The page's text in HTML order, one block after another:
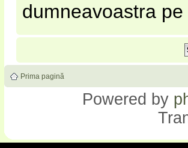
dumneavoastra
Prima pagină
Powered by